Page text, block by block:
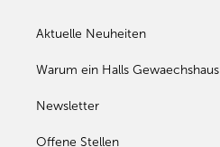
Aktuelle Neuheiten
Warum ein Halls Gewaechshaus
Newsletter
Offene Stellen